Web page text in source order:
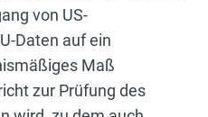
von US-
Daten auf ein
Maß
zur Prüfung des